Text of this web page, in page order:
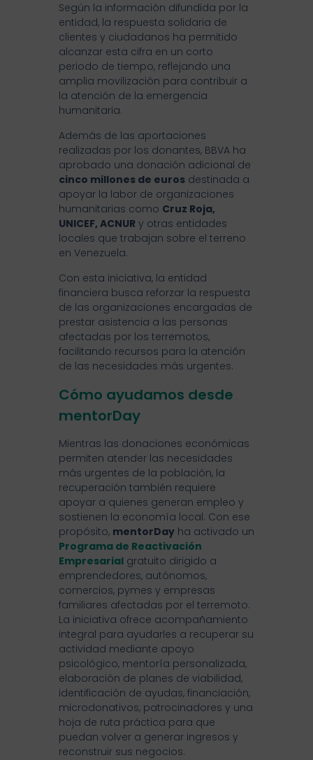
Según la información difundida por la
entidad, la respuesta solidaria de
clientes y ciudadanos ha permitido
alcanzar esta cifra en un corto
periodo de tiempo, reflejando una
amplia movilización para contribuir a
la atención de la emergencia
humanitaria.
Además de las aportaciones
realizadas por los donantes, BBVA ha
aprobado una donación adicional de
cinco millones de euros destinada a
apoyar la labor de organizaciones
humanitarias como Cruz Roja,
UNICEF, ACNUR y otras entidades
locales que trabajan sobre el terreno
en Venezuela.
Con esta iniciativa, la entidad
financiera busca reforzar la respuesta
de las organizaciones encargadas de
prestar asistencia a las personas
afectadas por los terremotos,
facilitando recursos para la atención
de las necesidades más urgentes.
Cómo ayudamos desde
mentorDay
Mientras las donaciones económicas
permiten atender las necesidades
más urgentes de la población, la
recuperación también requiere
apoyar a quienes generan empleo y
sostienen la economía local. Con ese
propósito, mentorDay ha activado un
Programa de Reactivación
Empresarial gratuito dirigido a
emprendedores, autónomos,
comercios, pymes y empresas
familiares afectadas por el terremoto.
La iniciativa ofrece acompañamiento
integral para ayudarles a recuperar su
actividad mediante apoyo
psicológico, mentoría personalizada,
elaboración de planes de viabilidad,
identificación de ayudas, financiación,
microdonativos, patrocinadores y una
hoja de ruta práctica para que
puedan volver a generar ingresos y
reconstruir sus negocios.